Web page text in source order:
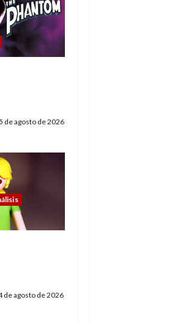
de agosto de 2026
de agosto de 2026